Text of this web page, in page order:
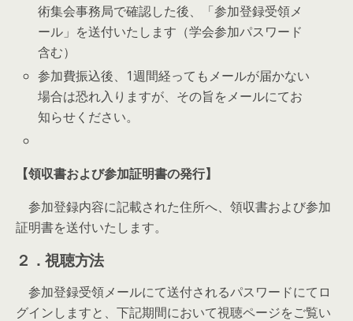
術集会事務局で確認した後、「参加登録受領メ
ール」を送付いたします（学会参加パスワード
含む）
参加費振込後、1週間経ってもメールが届かない
場合は恐れ入りますが、その旨をメールにてお
知らせください。
【領収書および参加証明書の発行】
参加登録内容に記載された住所へ、領収書および参加
証明書を送付いたします。
２．視聴方法
参加登録受領メールにて送付されるパスワードにてロ
グインしますと、下記期間において視聴ページをご覧い